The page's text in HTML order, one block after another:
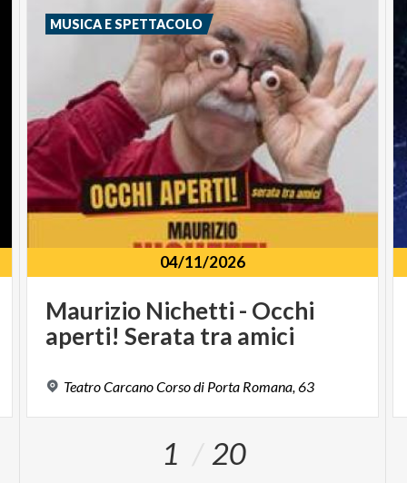
04/11/2026
Maurizio Nichetti - Occhi
aperti! Serata tra amici
TeatroCarcanoCorsodi Porta Romana, 63
MUSICA E SPETTACOLO
1 20